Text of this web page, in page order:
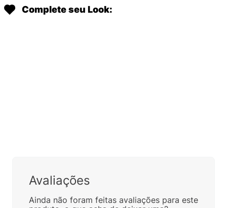
Complete seu Look:
Avaliações
Ainda não foram feitas avaliações para este